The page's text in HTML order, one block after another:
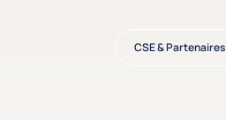
CSE & Partenaires